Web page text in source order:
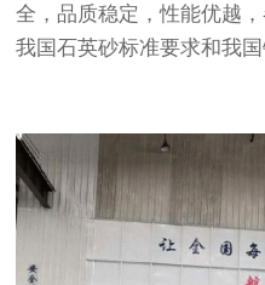
全，品质稳定，性能优越
我国石英砂标准要求和我